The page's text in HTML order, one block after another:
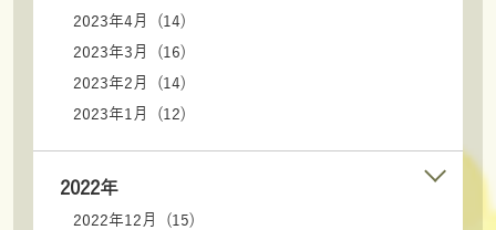
2023年4月 (14)
2023年3月 (16)
2023年2月 (14)
2023年1月 (12)
2022年
2022年12月 (15)